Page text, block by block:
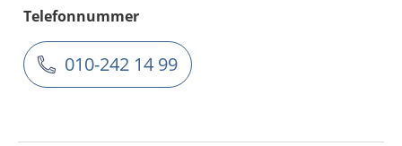
Telefonnummer
010-242 14 99